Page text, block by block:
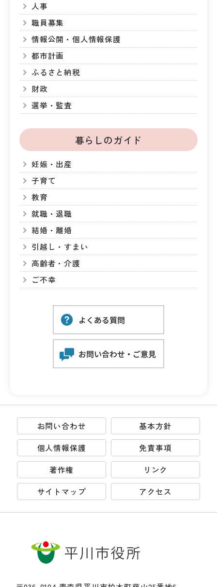
人事
職員募集
情報公開・個人情報保護
都市計画
ふるさと納税
財政
選挙・監査
暮らしのガイド
妊娠・出産
子育て
教育
就職・退職
結婚・離婚
引越し・すまい
高齢者・介護
ご不幸
お問い合わせ
基本方針
個人情報保護
免責事項
著作権
リンク
サイトマップ
アクセス